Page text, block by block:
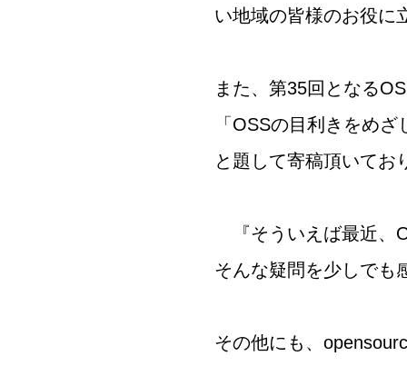
い地域の皆様のお役に
また、第35回となる
「OSSの目利きをめ
と題して寄稿頂いてお
『そういえば最近、
そんな疑問を少しでも
その他にも、